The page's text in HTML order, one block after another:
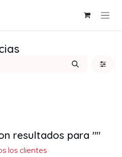
resultados para ""
los clientes